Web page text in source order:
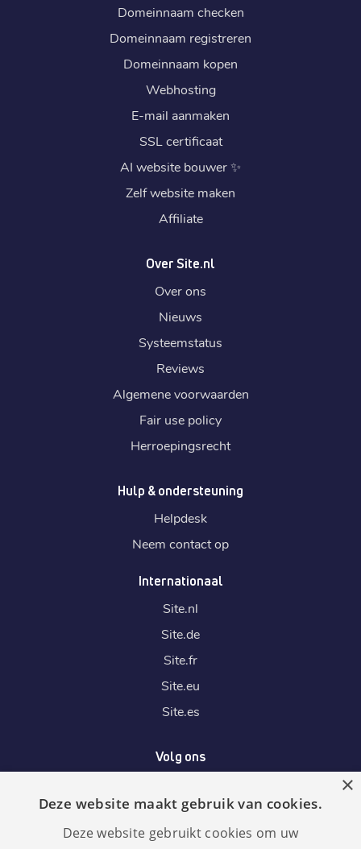
Domeinnaam checken
Domeinnaam registreren
Domeinnaam kopen
Webhosting
E-mail aanmaken
SSL certificaat
AI website bouwer✨
Zelf website maken
Affiliate
Over Site.nl
Over ons
Nieuws
Systeemstatus
Reviews
Algemene voorwaarden
Fair use policy
Herroepingsrecht
Hulp & ondersteuning
Helpdesk
Neem contact op
Internationaal
Site.nl
Site.de
Site.fr
Site.eu
Site.es
Volg ons
Wij accepteren
×
Deze website maakt gebruik van cookies.
Deze website gebruikt cookies om uw